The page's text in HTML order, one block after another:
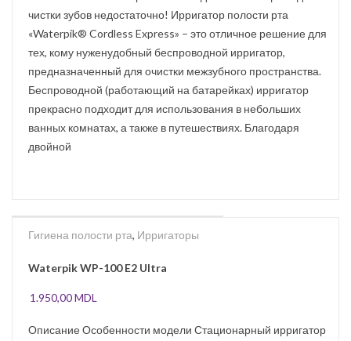
чистки зубов недостаточно! Ирригатор полости рта
«Waterpik® Cordless Express» – это отличное решение для
тех, кому нуженудобный беспроводной ирригатор,
предназначенный для очистки межзубного пространства.
Беспроводной (работающий на батарейках) ирригатор
прекрасно подходит для использования в небольших
ванных комнатах, а также в путешествиях. Благодаря
двойной
Гигиена полости рта, Ирригаторы
Waterpik WP-100 E2 Ultra
1.950,00MDL
Описание Особенности модели Стационарный ирригатор